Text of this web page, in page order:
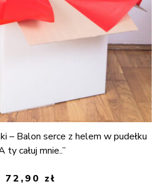
– Balon serce z helem w pudełku
ty całuj mnie..”
72,90 zł